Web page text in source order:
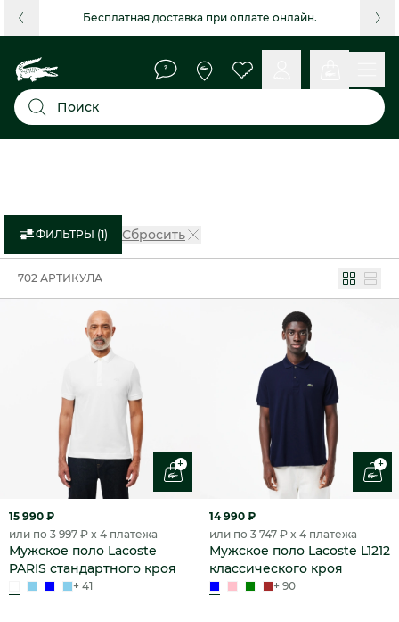
Бесплатная доставка при оплате онлайн.
Поиск
ФИЛЬТРЫ (1) Сбросить
702 АРТИКУЛА
+
15 990 ₽
или по 3 997 ₽ x 4 платежа
Мужское поло Lacoste
PARIS стандартного кроя
+ 41
+
14 990 ₽
или по 3 747 ₽ x 4 платежа
Мужское поло Lacoste L1212
классического кроя
+ 90